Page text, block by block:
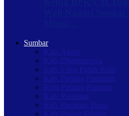
Sumbar
Kab. Agam
Kab. Dharmasraya
Kab. Lima Puluh Kota
Kab. Padang Pariaman
Kota Padang Panjang
Kab. Pasaman
Kab. Pasaman Barat
Kab. Pesisir Selatan